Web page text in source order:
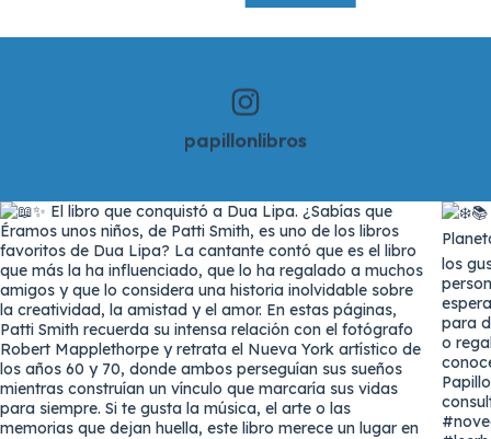
papillonlibros